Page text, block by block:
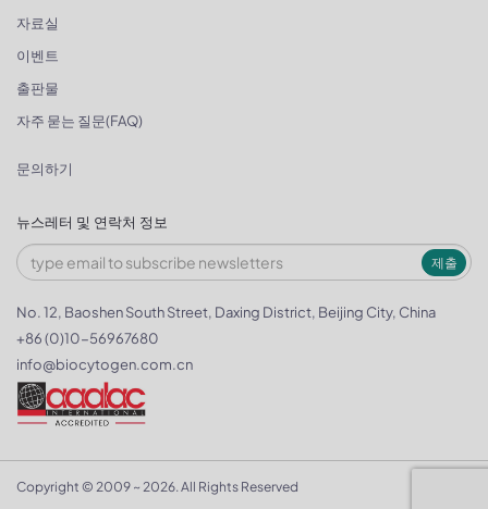
자료실
이벤트
출판물
자주 묻는 질문(FAQ)
문의하기
뉴스레터 및 연락처 정보
제출
No. 12, Baoshen South Street, Daxing District, Beijing City, China
+86 (0)10-56967680
info@biocytogen.com.cn
Copyright © 2009 ~ 2026. All Rights Reserved